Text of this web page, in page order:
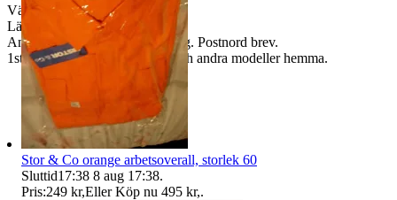
Väger ca 11g.
Längd ca 10cm.
Annat frakt frimärken 22kr <50g. Postnord brev.
1st öppnad skickas. Har flera och andra modeller hemma.
Stor & Co orange arbetsoverall, storlek 60
Sluttid17:38 8 aug 17:38.
Pris:249 kr,Eller Köp nu 495 kr,.